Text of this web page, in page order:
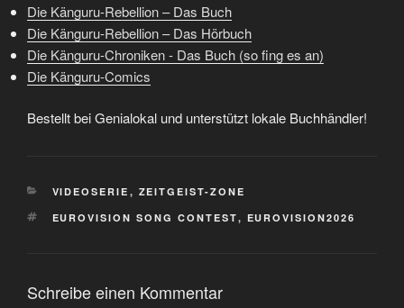
Die Känguru-Rebellion – Das Buch
Die Känguru-Rebellion – Das Hörbuch
Die Känguru-Chroniken - Das Buch (so fing es an)
Die Känguru-Comics
Bestellt bei Genialokal und unterstützt lokale Buchhändler!
KATEGORIEN
VIDEOSERIE , ZEITGEIST-ZONE
SCHLAGWÖRTER
EUROVISION SONG CONTEST, EUROVISION2026
Schreibe einen Kommentar